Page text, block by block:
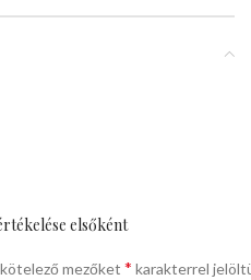
elsőként
mezőket * karakterrel